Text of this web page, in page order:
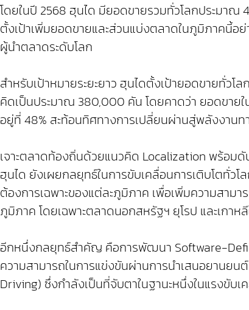
โดยในปี 2568 ฮุนได มียอดขายรวมทั่วโลกประมา
ตั้งเป้าเพิ่มยอดขายและส่วนแบ่งตลาดในภูมิภาคนี้อ
ผู้นำตลาดระดับโลก
สำหรับเป้าหมายระยะยาว ฮุนไดตั้งเป้ายอดขายทั่ว
คิดเป็นประมาณ 380,000 คัน โดยคาดว่า ยอดขาย
อยู่ที่ 48% สะท้อนทิศทางการเปลี่ยนผ่านสู่พลังงานท
เจาะตลาดท้องถิ่นด้วยแนวคิด Localization พร้อม
ฮุนได ยังเผยกลยุทธ์ในการขับเคลื่อนการเติบโตทั่
ต้องการเฉพาะของแต่ละภูมิภาค เพื่อเพิ่มความสาม
ภูมิภาค โดยเฉพาะตลาดนอกสหรัฐฯ ยุโรป และเกา
อีกหนึ่งกลยุทธ์สำคัญ คือการพัฒนา Software-
ความสามารถในการแข่งขันผ่านการนำเสนอยานย
Driving) ซึ่งกำลังเป็นที่จับตาในฐานะหนึ่งในแรงขับเ